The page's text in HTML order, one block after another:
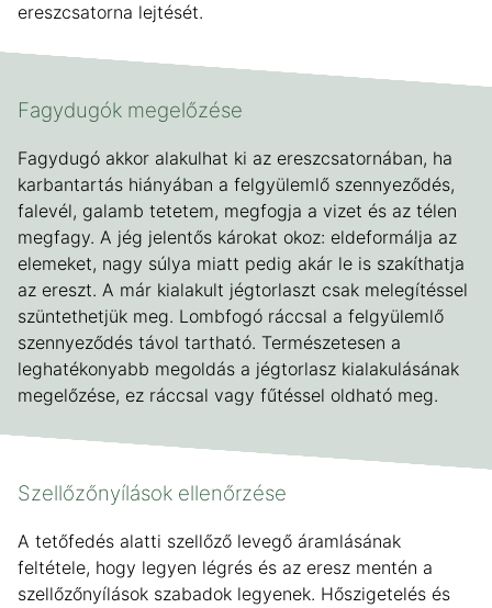
ereszcsatorna lejtését.
Fagydugók megelőzése
Fagydugó akkor alakulhat ki az ereszcsatornában, ha
karbantartás hiányában a felgyülemlő szennyeződés,
falevél, galamb tetetem, megfogja a vizet és az télen
megfagy. A jég jelentős károkat okoz: eldeformálja az
elemeket, nagy súlya miatt pedig akár le is szakíthatja
az ereszt. A már kialakult jégtorlaszt csak melegítéssel
szüntethetjük meg. Lombfogó ráccsal a felgyülemlő
szennyeződés távol tartható. Természetesen a
leghatékonyabb megoldás a jégtorlasz kialakulásának
megelőzése, ez ráccsal vagy fűtéssel oldható meg.
Szellőzőnyílások ellenőrzése
A tetőfedés alatti szellőző levegő áramlásának
feltétele, hogy legyen légrés és az eresz mentén a
szellőzőnyílások szabadok legyenek. Hőszigetelés és